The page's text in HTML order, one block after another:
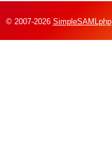
© 2007-2026 SimpleSAMLphp